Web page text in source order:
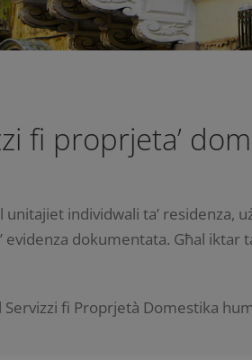
fi proprjeta’
individwali ta’ residenza,
dokumentata. Għal iktar
fi Proprjetà Domestika